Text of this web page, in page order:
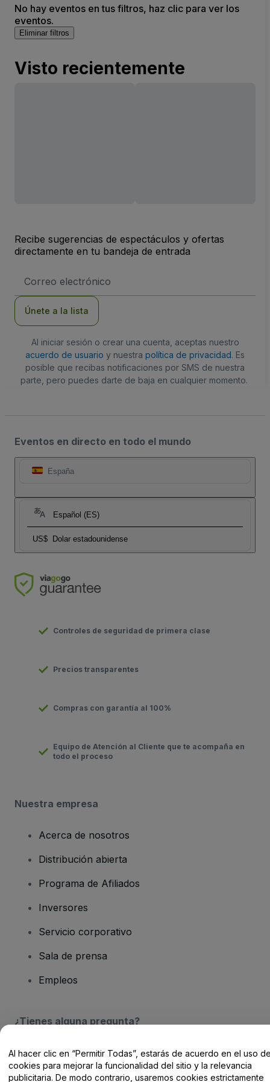
No hay eventos en tus filtros, haz clic para ver los
eventos.
Eliminar filtros
Visto recientemente
Recibe sugerencias de espectáculos y ofertas
directamente en tu bandeja de entrada
de
Únete a la lista
Al iniciar sesión o crear una cuenta, aceptas nuestro
acuerdo de usuario y nuestra política de privacidad. Es
posible que recibas notificaciones por SMS de nuestra
parte, pero puedes darte de baja en cualquier momento.
Eventos en directo en todo el mundo
España
Español (ES)
US$ Dolar estadounidense
Controles de seguridad de primera clase
Precios transparentes
Compras con garantía al 100%
Equipo de Atención al Cliente que te acompaña en
todo el proceso
Nuestra empresa
Acerca de nosotros
Distribución abierta
Programa de Afiliados
Inversores
Servicio corporativo
Sala de prensa
Empleos
¿Tienes alguna pregunta?
Centro de Ayuda / Contacto
Al hacer clic en “Permitir Todas”, estarás de acuerdo en el uso
cookies para mejorar la funcionalidad del sitio y la relevancia
publicitaria. De modo contrario, usaremos cookies estrictamente